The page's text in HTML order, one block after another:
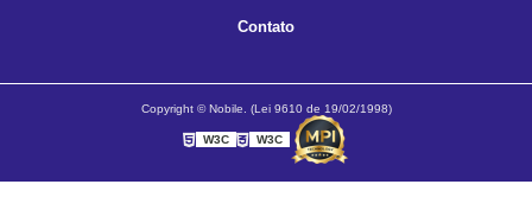
Contato
Copyright © Nobile. (Lei 9610 de 19/02/1998)
W3C W3C